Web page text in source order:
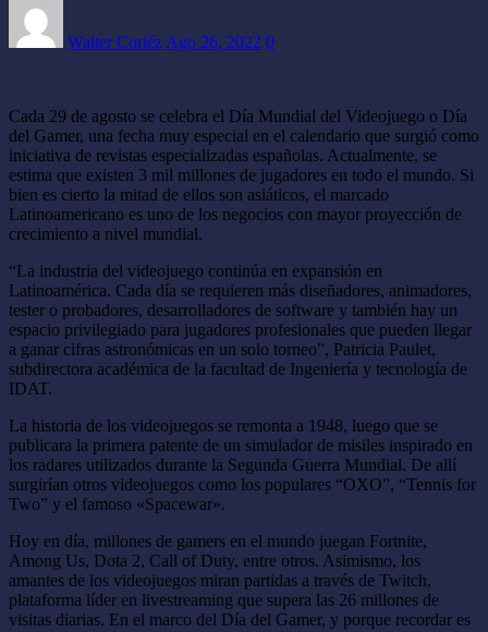
Walter Cortéz Ago 26, 2022 0
Cada 29 de agosto se celebra el Día Mundial del Videojuego o Día
del Gamer, una fecha muy especial en el calendario que surgió como
iniciativa de revistas especializadas españolas. Actualmente, se
estima que existen 3 mil millones de jugadores en todo el mundo. Si
bien es cierto la mitad de ellos son asiáticos, el marcado
Latinoamericano es uno de los negocios con mayor proyección de
crecimiento a nivel mundial.
“La industria del videojuego continúa en expansión en
Latinoamérica. Cada día se requieren más diseñadores, animadores,
tester o probadores, desarrolladores de software y también hay un
espacio privilegiado para jugadores profesionales que pueden llegar
a ganar cifras astronómicas en un solo torneo”, Patricia Paulet,
subdirectora académica de la facultad de Ingeniería y tecnología de
IDAT.
La historia de los videojuegos se remonta a 1948, luego que se
publicara la primera patente de un simulador de misiles inspirado en
los radares utilizados durante la Segunda Guerra Mundial. De allí
surgirían otros videojuegos como los populares “OXO”, “Tennis for
Two” y el famoso «Spacewar».
Hoy en día, millones de gamers en el mundo juegan Fortnite,
Among Us, Dota 2, Call of Duty, entre otros. Asimism­­o, los
amantes de los videojuegos miran partidas a través de Twitch,
plataforma líder en livestreaming que supera las 26 millones de
visitas diarias. En el marco del Día del Gamer, y porque recordar es